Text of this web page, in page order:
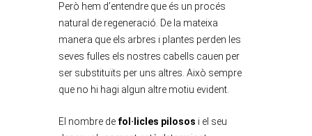
Però hem d’entendre que és un procés
natural de regeneració. De la mateixa
manera que els arbres i plantes perden les
seves fulles els nostres cabells cauen per
ser substituïts per uns altres. Això sempre
que no hi hagi algun altre motiu evident.
El nombre de fol·licles pilosos i el seu